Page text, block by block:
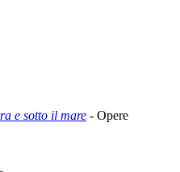
e sotto il mare - Opere